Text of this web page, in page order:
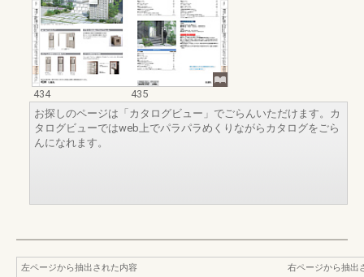
434
435
お探しのページは「カタログビュー」でごらんいただけます。カ
タログビューではweb上でパラパラめくりながらカタログをごら
んになれます。
左ページから抽出された内容
右ページから抽出